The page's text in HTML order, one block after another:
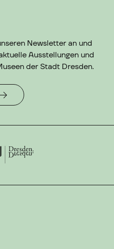
Newsletter an und
Ausstellungen und
der Stadt Dresden.